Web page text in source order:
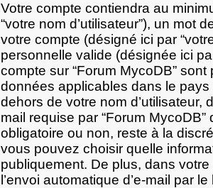
Votre compte contiendra au
“votre nom d’utilisateur”), un mot
votre compte (désigné ici par
personnelle valide (désignée ici
compte sur “Forum MycoDB”
données applicables dans le
dehors de votre nom d’utilisateur,
mail requise par “Forum
obligatoire ou non, reste à la
vous pouvez choisir quelle
publiquement. De plus, dans
l’envoi automatique d’e-mail par